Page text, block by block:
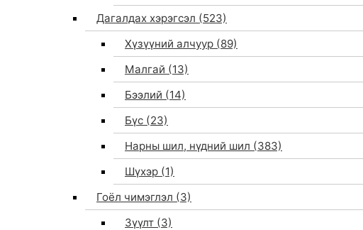
Дагалдах хэрэгсэл (523)
Хүзүүний алчуур (89)
Малгай (13)
Бээлий (14)
Бүс (23)
Нарны шил, нүдний шил (383)
Шүхэр (1)
Гоёл чимэглэл (3)
Зүүлт (3)